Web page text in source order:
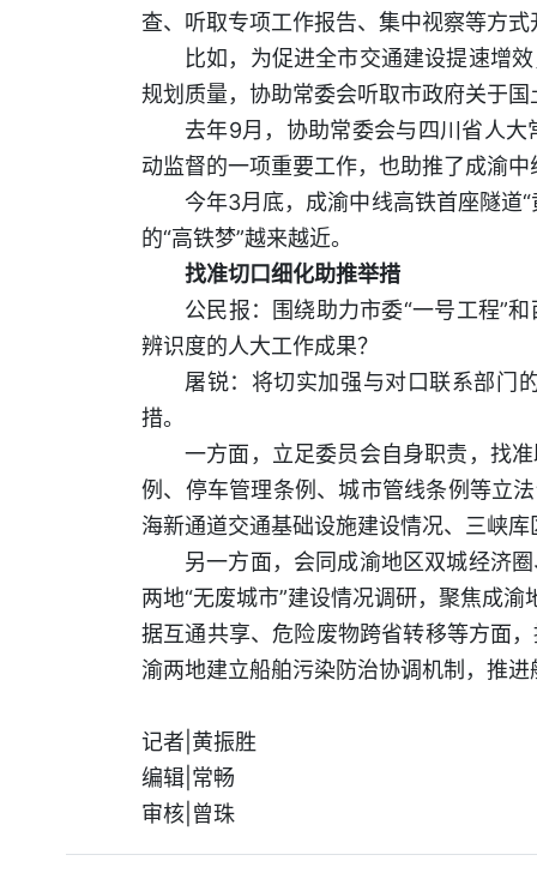
查、听取专项工作报告、集中视察等方式
比如，为促进全市交通建设提速增
规划质量，协助常委会听取市政府关于
去年9月，协助常委会与四川省人
动监督的一项重要工作，也助推了成渝
今年3月底，成渝中线高铁首座隧道
的“高铁梦”越来越近。
找准切口细化助推举措
公民报：围绕助力市委“一号工程”
辨识度的人大工作成果？
屠锐：将切实加强与对口联系部门
措。
一方面，立足委员会自身职责，找
例、停车管理条例、城市管线条例等立
海新通道交通基础设施建设情况、三峡
另一方面，会同成渝地区双城经济
两地“无废城市”建设情况调研，聚焦成
据互通共享、危险废物跨省转移等方面
渝两地建立船舶污染防治协调机制，推
记者|黄振胜
编辑|常畅
审核|曾珠